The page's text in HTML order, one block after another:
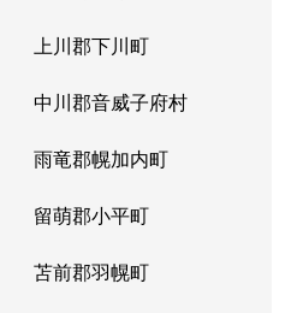
上川郡下川町
中川郡音威子府村
雨竜郡幌加内町
留萌郡小平町
苫前郡羽幌町